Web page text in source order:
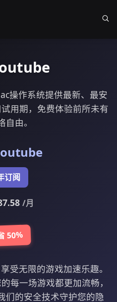
操作系统提供最新、最安
用期，免费体验前所未有
自由。
订阅
/月
50%
受无限的游戏加速乐趣。
每一场游戏都更加流畅，
们的安全技术守护您的隐